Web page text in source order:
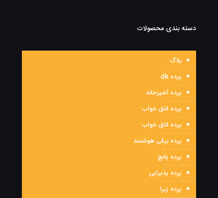
دسته بندی محصولات
بلاگ
پرده dk
پرده آشپزخانه
پرده اتاق خواب
پرده اتاق خواب
پرده برقی هوشمند
پرده پانچ
پرده پذیرایی
پرده زبرا